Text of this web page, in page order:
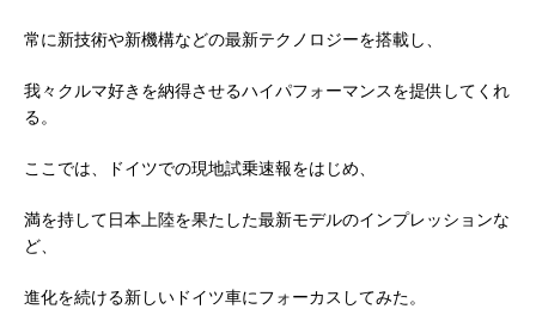
常に新技術や新機構などの最新テクノロジーを搭載し、
我々クルマ好きを納得させるハイパフォーマンスを提供してくれ
る。
ここでは、ドイツでの現地試乗速報をはじめ、
満を持して日本上陸を果たした最新モデルのインプレッションな
ど、
進化を続ける新しいドイツ車にフォーカスしてみた。